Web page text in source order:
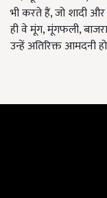
भी करते हैं, जो शादी
ही वे मूंग, मूंगफली,
उन्हें अतिरिक्त आमदनी